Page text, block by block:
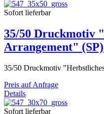
Sofort lieferbar
35/50 Druckmotiv
Arrangement" (SP)
35/50 Druckmotiv
Preis auf Anfrage
Details
Sofort lieferbar